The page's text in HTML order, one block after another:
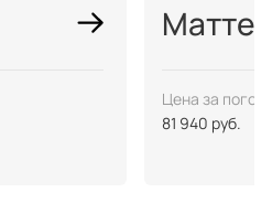
Цена за
81 940 руб.